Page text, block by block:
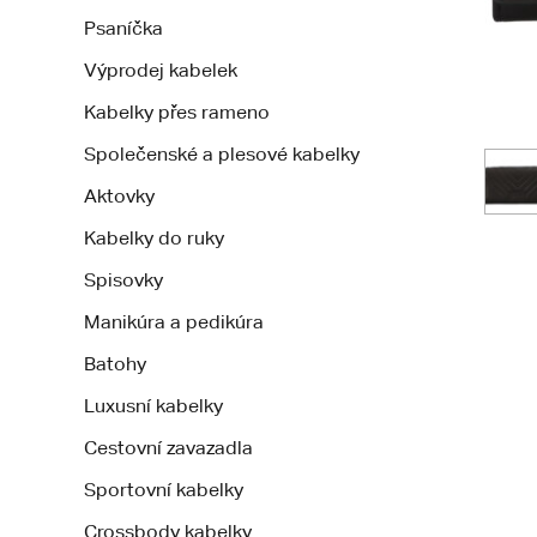
Psaníčka
Výprodej kabelek
Kabelky přes rameno
Společenské a plesové kabelky
Aktovky
Kabelky do ruky
Spisovky
Manikúra a pedikúra
Batohy
Luxusní kabelky
Cestovní zavazadla
Sportovní kabelky
Crossbody kabelky